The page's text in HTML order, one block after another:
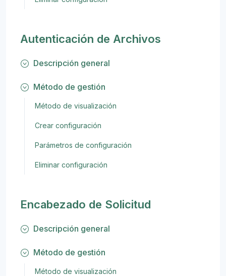
Autenticación de Archivos
Descripción general
Método de gestión
Método de visualización
Crear configuración
Parámetros de configuración
Eliminar configuración
Encabezado de Solicitud
Descripción general
Método de gestión
Método de visualización